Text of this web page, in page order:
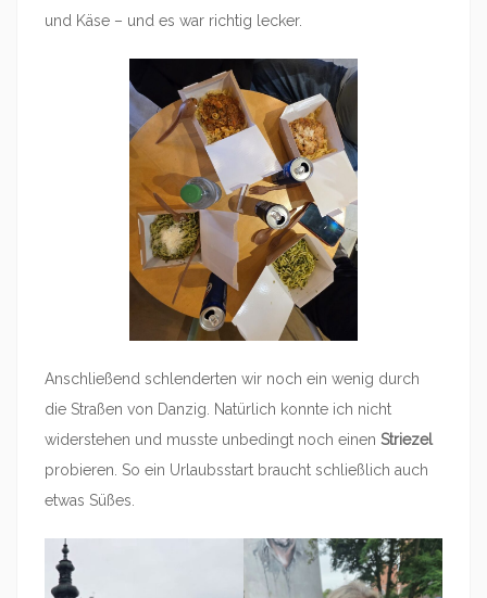
und Käse – und es war richtig lecker.
Anschließend schlenderten wir noch ein wenig durch
die Straßen von Danzig. Natürlich konnte ich nicht
widerstehen und musste unbedingt noch einen Striezel
probieren. So ein Urlaubsstart braucht schließlich auch
etwas Süßes.